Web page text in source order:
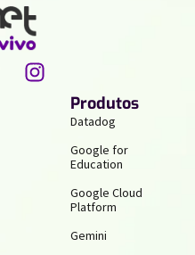
Produtos
Datadog
Google for
Education
Google Cloud
Platform
Gemini